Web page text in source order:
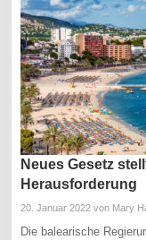
Neues Gesetz
Herausforderung
20. Januar 2022 von Mary
Die balearische